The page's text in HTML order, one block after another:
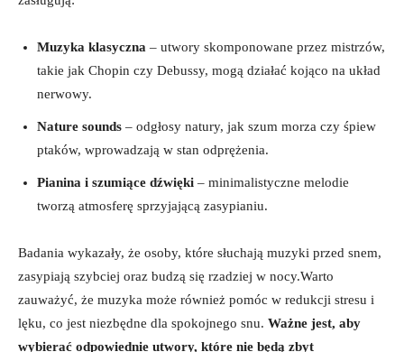
Muzyka klasyczna – utwory skomponowane przez mistrzów,
takie jak Chopin czy Debussy, mogą działać kojąco na układ
nerwowy.
Nature sounds – odgłosy natury, jak szum morza czy śpiew
ptaków, wprowadzają w stan odprężenia.
Pianina i szumiące dźwięki – minimalistyczne melodie
tworzą atmosferę sprzyjającą zasypianiu.
Badania wykazały, że osoby, które słuchają muzyki przed snem,
zasypiają szybciej oraz budzą się rzadziej w nocy.Warto
zauważyć, że muzyka może również pomóc w redukcji stresu i
lęku, co jest niezbędne dla spokojnego snu. Ważne jest, aby
wybierać odpowiednie utwory, które nie będą zbyt